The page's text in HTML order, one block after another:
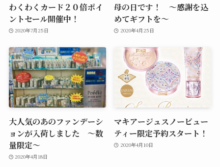
わくわくカード２０倍ポイ
ントセール開催中！
2020年7月25日
母の日です！ ～感謝を込
めてギフトを～
2020年4月25日
大人気のあのファンデーシ
ョンが入荷しました ～数
量限定～
2020年4月18日
マキアージュスノービュー
ティー限定予約スタート！
2020年4月10日